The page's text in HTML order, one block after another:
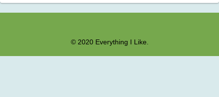
© 2020 Everything I Like.